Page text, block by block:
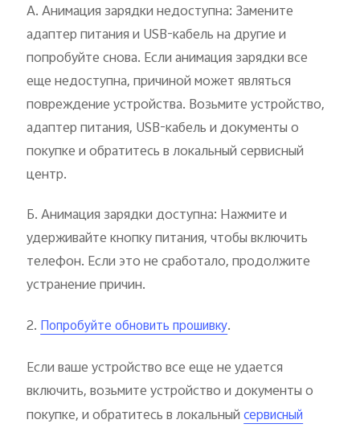
А. Анимация зарядки недоступна: Замените
адаптер питания и USB-кабель на другие и
попробуйте снова. Если анимация зарядки все
еще недоступна, причиной может являться
повреждение устройства. Возьмите устройство,
адаптер питания, USB-кабель и документы о
покупке и обратитесь в локальный сервисный
центр.
Б. Анимация зарядки доступна: Нажмите и
удерживайте кнопку питания, чтобы включить
телефон. Если это не сработало, продолжите
устранение причин.
2. Попробуйте обновить прошивку.
Если ваше устройство все еще не удается
включить, возьмите устройство и документы о
покупке, и обратитесь в локальныйсервисный